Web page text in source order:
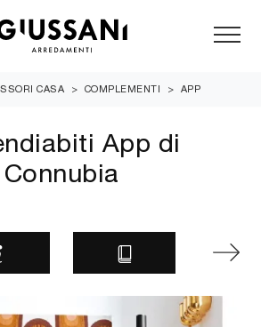
CASA > COMPLEMENTI > APP
App di
Connubia